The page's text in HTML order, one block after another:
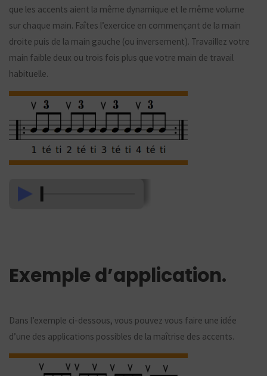
que les accents aient la même dynamique et le même volume
sur chaque main. Faîtes l’exercice en commençant de la main
droite puis de la main gauche (ou inversement). Travaillez votre
main faible deux ou trois fois plus que votre main de travail
habituelle.
Exemple d’application.
Dans l’exemple ci-dessous, vous pouvez vous faire une idée
d’une des applications possibles de la maîtrise des accents.